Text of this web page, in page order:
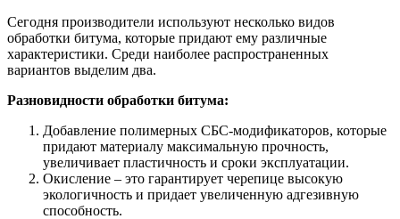
Сегодня производители используют несколько видов
обработки битума, которые придают ему различные
характеристики. Среди наиболее распространенных
вариантов выделим два.
Разновидности обработки битума:
Добавление полимерных СБС-модификаторов, которые
придают материалу максимальную прочность,
увеличивает пластичность и сроки эксплуатации.
Окисление – это гарантирует черепице высокую
экологичность и придает увеличенную адгезивную
способность.